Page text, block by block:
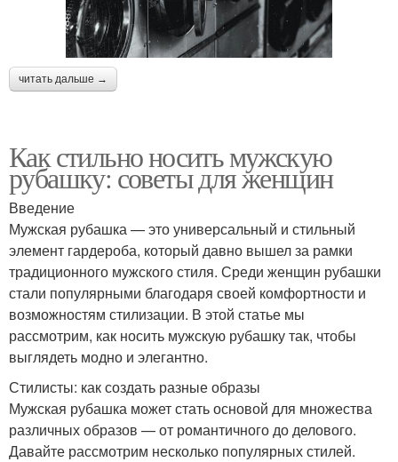
читать дальше →
Как стильно носить мужскую
рубашку: советы для женщин
Введение
Мужская рубашка — это универсальный и стильный
элемент гардероба, который давно вышел за рамки
традиционного мужского стиля. Среди женщин рубашки
стали популярными благодаря своей комфортности и
возможностям стилизации. В этой статье мы
рассмотрим, как носить мужскую рубашку так, чтобы
выглядеть модно и элегантно.
Стилисты: как создать разные образы
Мужская рубашка может стать основой для множества
различных образов — от романтичного до делового.
Давайте рассмотрим несколько популярных стилей.